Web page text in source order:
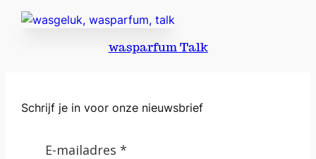
wasparfum Talk
Schrijf je in voor onze nieuwsbrief
E-mailadres *